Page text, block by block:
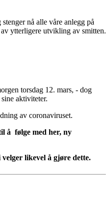
nå alle våre anlegg på
ytterligere utvikling av smitten.
torsdag 12. mars, - dog
aktiviteter.
av coronaviruset.
å følge med her, ny
likevel å gjøre dette.